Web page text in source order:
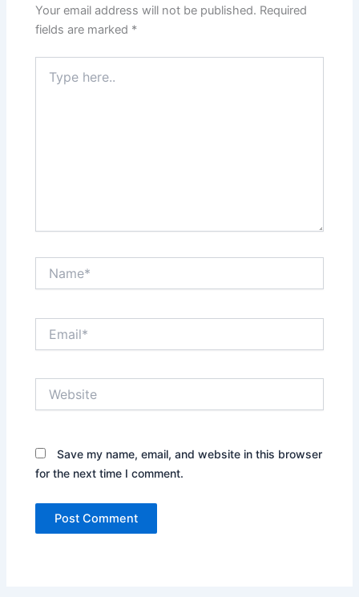
Your email address will not be published. Required
fields are marked *
here..
Save my name, email, and website in this browser
for the next time I comment.